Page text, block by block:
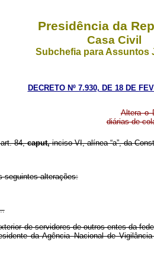
Presidência da
Casa Civil
Subchefia para Assuntos
DECRETO Nº 7.930, DE 18 DE
Altera o
diárias de
art. 84,caput,inciso VI, alínea “a”, da
seguintes alterações:
de servidores de outros entes da
da Agência Nacional de